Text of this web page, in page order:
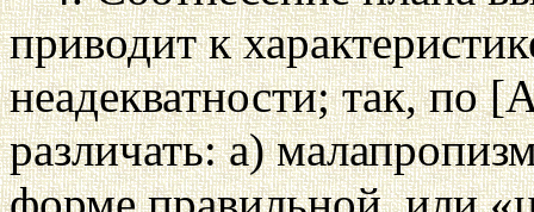
приводит к
неадекватности; так, по
различать: а)